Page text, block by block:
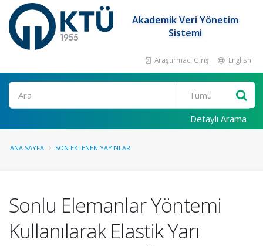
Akademik Veri Yönetim
Sistemi
Araştırmacı Girişi English
Ara
Detaylı Arama
ANA SAYFA SON EKLENEN YAYINLAR
Sonlu Elemanlar Yöntemi
Kullanılarak Elastik Yarı